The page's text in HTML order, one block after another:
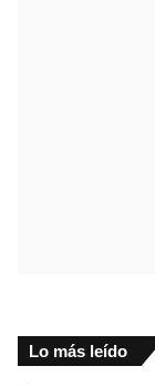
Lo más leído